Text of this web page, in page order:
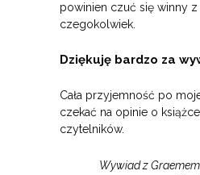
powinien czuć się winny
czegokolwiek.
Dziękuję bardzo za
Cała przyjemność po
czekać na opinie o
czytelników.
Wywiad z